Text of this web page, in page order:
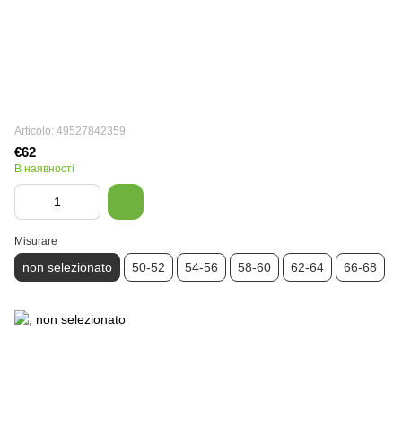
Articolo: 49527842359
€62
В наявності
Misurare
non selezionato 50-52 54-56 58-60 62-64 66-68